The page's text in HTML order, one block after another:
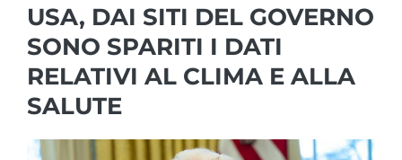
USA, DAI SITI DEL GOVERNO
SONO SPARITI I DATI
RELATIVI AL CLIMA E ALLA
SALUTE